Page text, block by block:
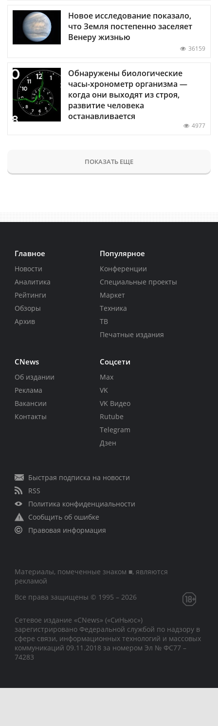
Новое исследование показало,
что Земля постепенно заселяет
Венеру жизнью
36159
Обнаружены биологические
часы-хронометр организма —
когда они выходят из строя,
развитие человека
останавливается
4977
ПОКАЗАТЬ ЕЩЕ
Главное
Новости
Аналитика
Рейтинги
Обзоры
Архив
Популярное
Конференции
Специальные проекты
Маркет
Техника
ТВ
Печатные издания
CNews
Об издании
Реклама
Вакансии
Контакты
Соцсети
Max
VK
VK Видео
Rutube
Telegram
Дзен
Быстрая подписка на новости
RSS
Политика конфиденциальности
Сообщить об ошибке
Правовая информация
Материалы, помеченные знаком ■, являются
рекламой
Все права защищены © 1995 – 2026
Сетевое издание «CNews» («СиНьюс»)
зарегистрировано Федеральной службой по надзору в
сфере связи, информационных технологий и массовых
коммуникаций 09.11.2018 за номером Эл № ФС77 –
74283